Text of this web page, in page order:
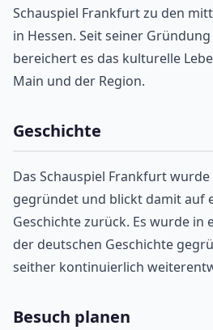
Schauspiel Frankfurt zu den
in Hessen. Seit seiner Gründung
bereichert es das kulturelle
Main und der Region.
Geschichte
Das Schauspiel Frankfurt wurde
gegründet und blickt damit auf
Geschichte zurück. Es wurde in
der deutschen Geschichte
seither kontinuierlich
Besuch planen